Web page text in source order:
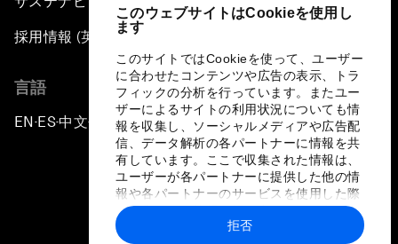
このウェブサイトはCookieを使用し
ます
このサイトではCookieを使って、ユーザー
に合わせたコンテンツや広告の表示、トラ
フィックの分析を行っています。またユー
ザーによるサイトの利用状況についても情
報を収集し、ソーシャルメディアや広告配
信、データ解析の各パートナーに情報を共
有しています。ここで収集された情報は、
ユーザーが各パートナーに提供した他の情
報や各パートナーのサービスを使用した際
に収集された情報と組み合わされ、各パー
トナーによって使用されることがありま
拒否
採用情報 (英語のみ)
言語
EN ▪ES▪中文▪ 日本語